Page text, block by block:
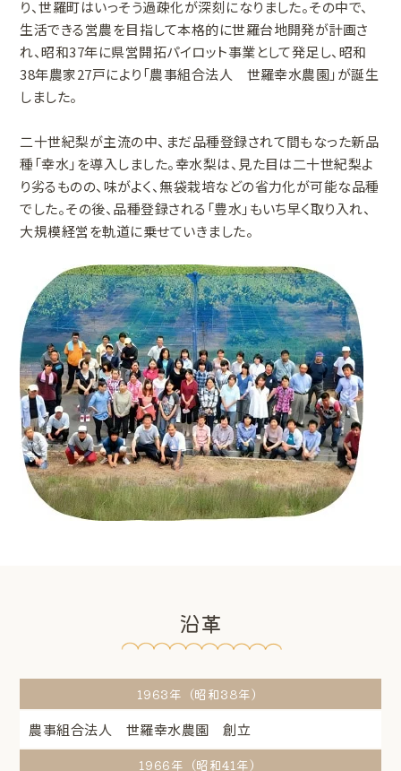
り、世羅町はいっそう過疎化が深刻になりました。その中で、
生活できる営農を目指して本格的に世羅台地開発が計画さ
れ、昭和37年に県営開拓パイロット事業として発足し、昭和
38年農家27戸により「農事組合法人 世羅幸水農園」が誕生
しました。
二十世紀梨が主流の中、まだ品種登録されて間もなった新品
種「幸水」を導入しました。幸水梨は、見た目は二十世紀梨よ
り劣るものの、味がよく、無袋栽培などの省力化が可能な品種
でした。その後、品種登録される「豊水」もいち早く取り入れ、
大規模経営を軌道に乗せていきました。
沿革
1963年（昭和38年）
農事組合法人 世羅幸水農園 創立
1966年（昭和41年）